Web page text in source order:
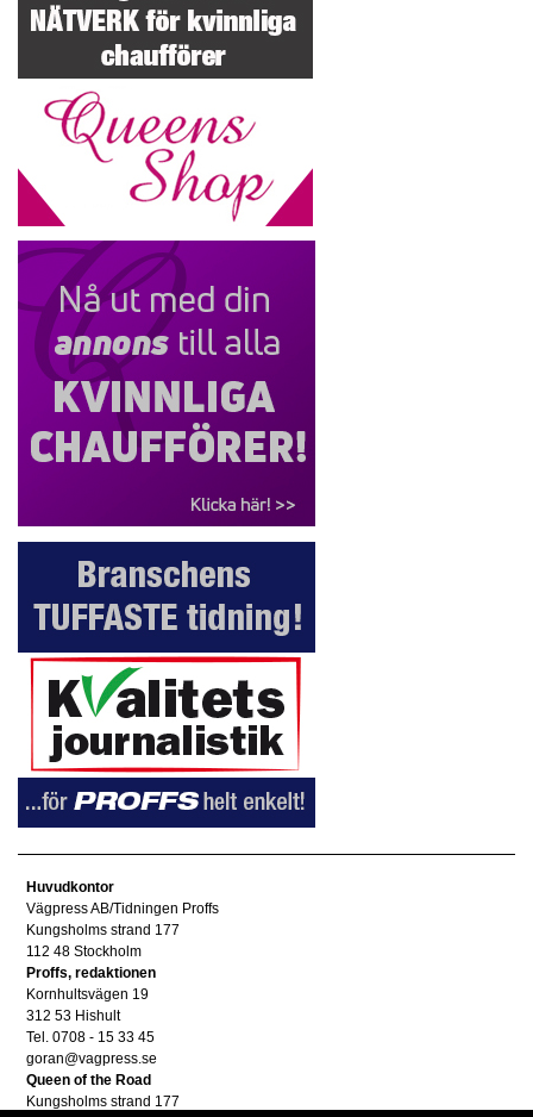
Huvudkontor
Vägpress AB/Tidningen Proffs
Kungsholms strand 177
112 48 Stockholm
Proffs, redaktionen
Kornhultsvägen 19
312 53 Hishult
Tel. 0708 - 15 33 45
goran@vagpress.se
Queen of the Road
Kungsholms strand 177